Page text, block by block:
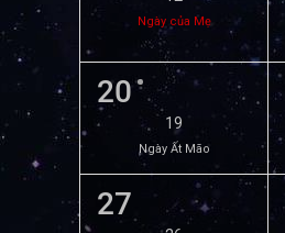
Ngày của Mẹ
20
19
Ngày Ất Mão
27